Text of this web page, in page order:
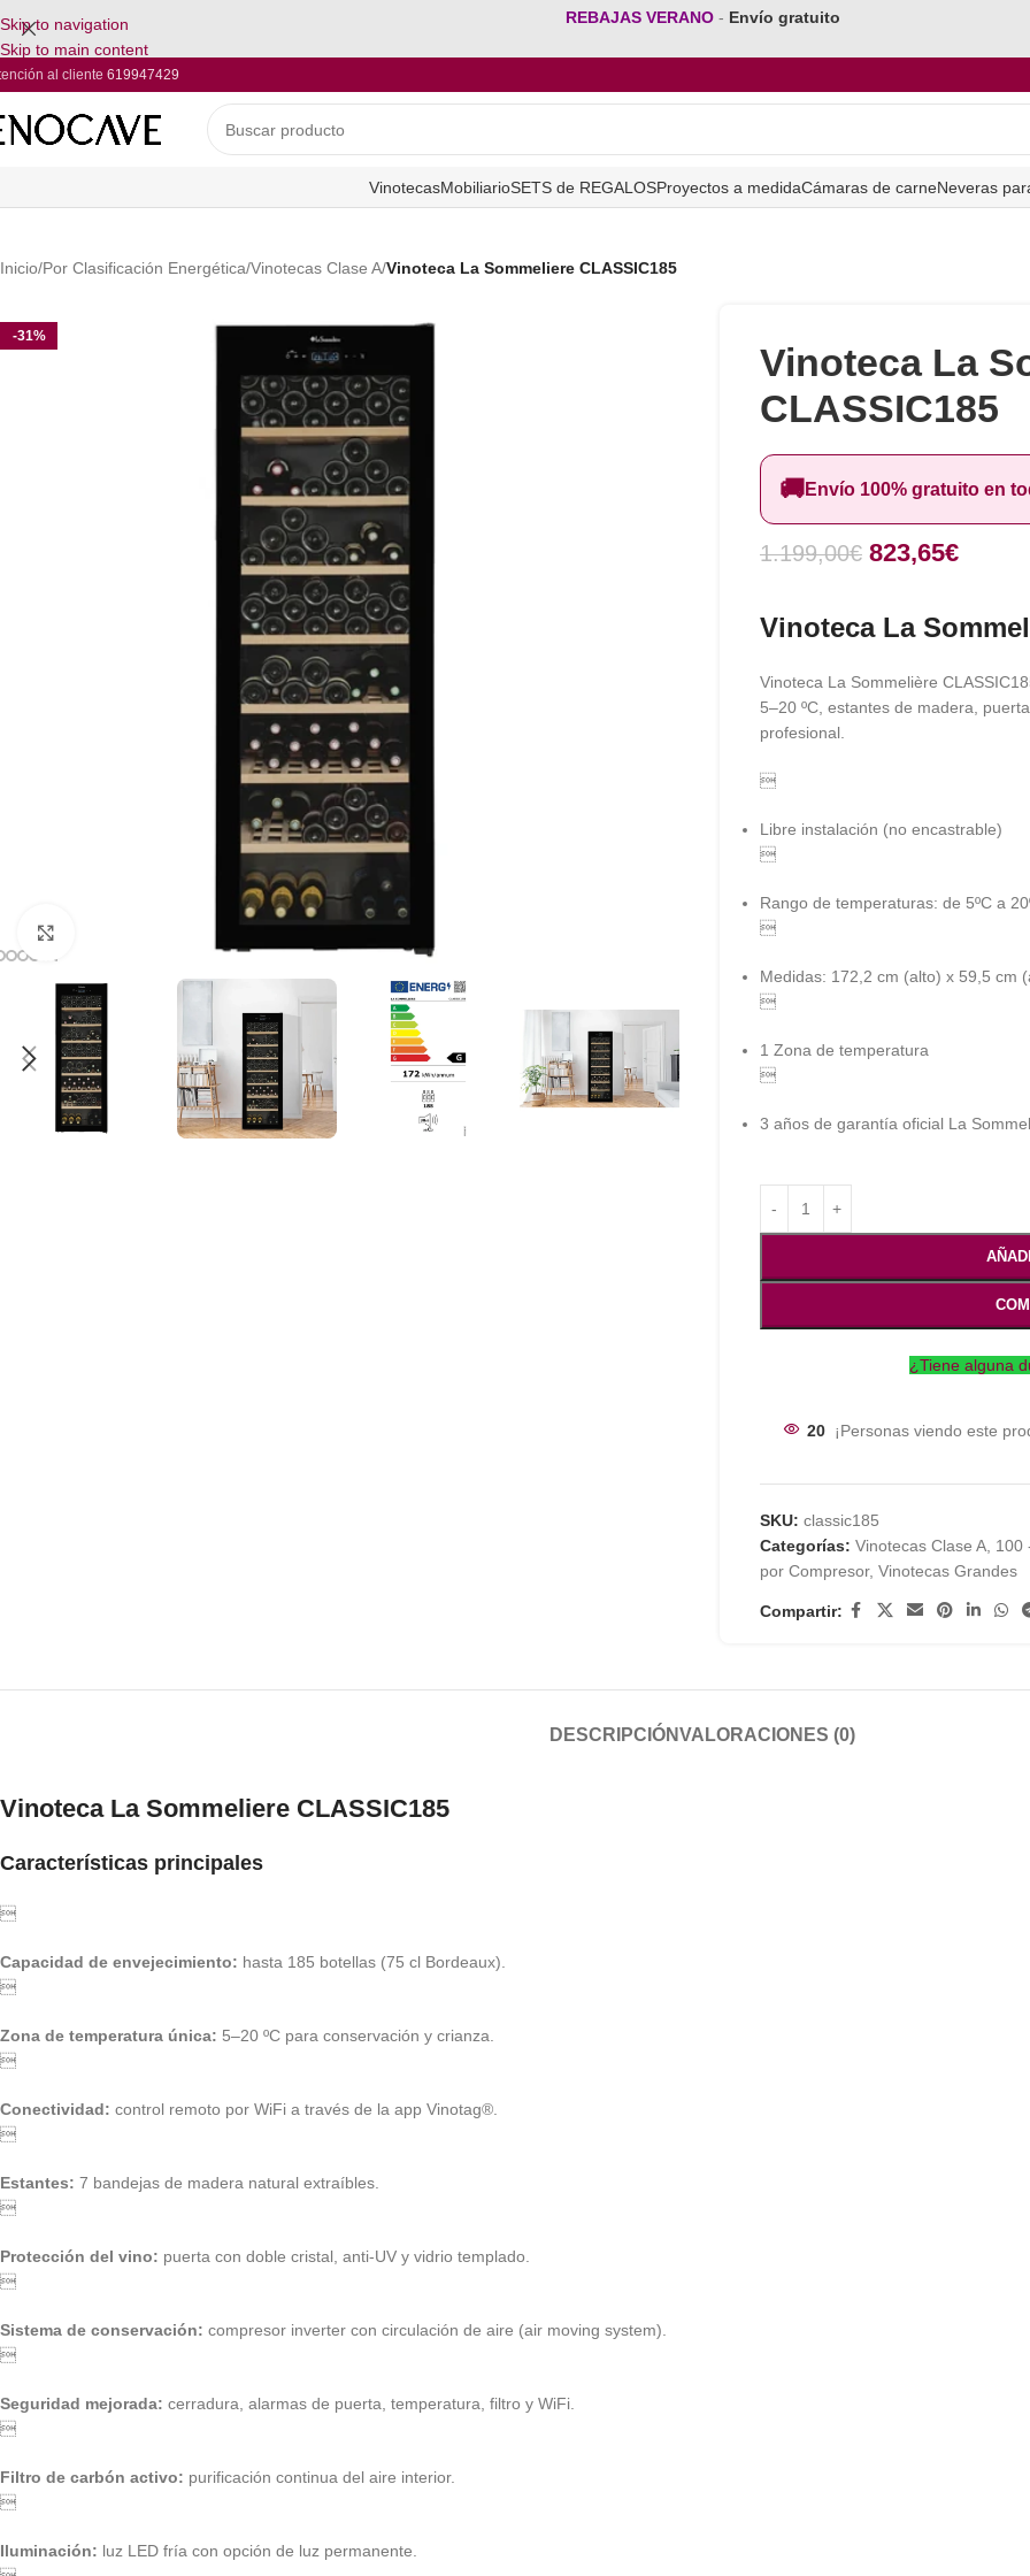
Skip to navigation
Skip to main content
REBAJAS VERANO - Envío gratuito
al cliente 619947429
VinotecasMobiliarioSETS de REGALOSProyectos a medidaCámaras de carneNeveras
Inicio/Por Clasificación Energética/Vinotecas Clase A/Vinoteca La Sommeliere CLASSIC185
-31%
Vinoteca La
CLASSIC185
🚚Envío 100% gratuito en
1.199,00€ 823,65€
Vinoteca La
Vinoteca La Sommelière
5–20 ºC, estantes de madera,
profesional.

Libre instalación (no encastrable)

Rango de temperaturas: de 5ºC a

Medidas: 172,2 cm (alto) x 59,5 cm

1 Zona de temperatura

3 años de garantía oficial La
¿Tiene alguna
20 ¡Personas viendo este
SKU: classic185
Categorías: Vinotecas Clase A, 100
por Compresor, Vinotecas Grandes
Compartir:
DESCRIPCIÓNVALORACIONES (0)
Vinoteca La Sommeliere CLASSIC185
Características principales

Capacidad de envejecimiento: hasta 185 botellas (75 cl Bordeaux).

Zona de temperatura única: 5–20 ºC para conservación y crianza.

Conectividad: control remoto por WiFi a través de la app Vinotag®.

Estantes: 7 bandejas de madera natural extraíbles.

Protección del vino: puerta con doble cristal, anti-UV y vidrio templado.

Sistema de conservación: compresor inverter con circulación de aire (air moving system).

Seguridad mejorada: cerradura, alarmas de puerta, temperatura, filtro y WiFi.

Filtro de carbón activo: purificación continua del aire interior.

Iluminación: luz LED fría con opción de luz permanente.